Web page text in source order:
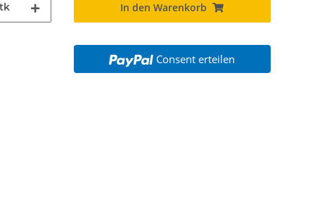
In den Warenkorb
Consent erteilen